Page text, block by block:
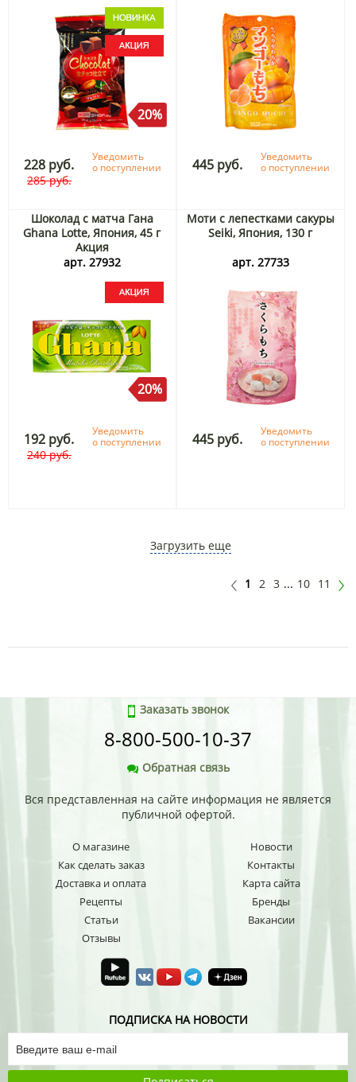
20%
228 руб.
285 руб.
Уведомить
о поступлении
445 руб.
Уведомить
о поступлении
Шоколад с матча Гана
Ghana Lotte, Япония, 45 г
Акция
арт. 27932
20%
192 руб.
240 руб.
Уведомить
о поступлении
Моти с лепестками сакуры
Seiki, Япония, 130 г
арт. 27733
445 руб.
Уведомить
о поступлении
Загрузить еще
1 2 3 ... 10 11
Заказать звонок
8-800-500-10-37
Обратная связь
Вся представленная на сайте информация не является
публичной офертой.
О магазине
Как сделать заказ
Доставка и оплата
Рецепты
Статьи
Отзывы
Новости
Контакты
Карта сайта
Бренды
Вакансии
ПОДПИСКА НА НОВОСТИ